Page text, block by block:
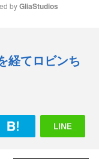
e
by GliaStudios
経てロビンち